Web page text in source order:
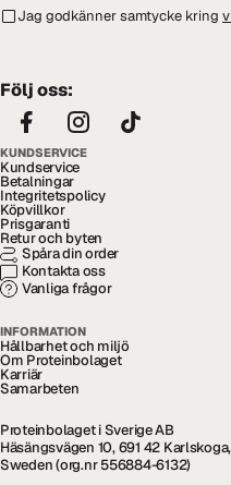
Jag godkänner samtycke kring
Följ oss:
KUNDSERVICE
Kundservice
Betalningar
Integritetspolicy
Köpvillkor
Prisgaranti
Retur och byten
Spåra din order
Kontakta oss
Vanliga frågor
INFORMATION
Hållbarhet och miljö
Om Proteinbolaget
Karriär
Samarbeten
Proteinbolaget i Sverige AB
Häsängsvägen 10, 691 42 Karlskoga,
Sweden (org.nr 556884-6132)